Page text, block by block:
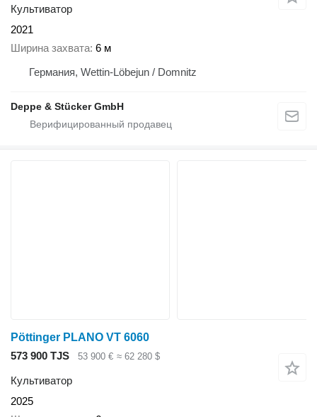
Культиватор
2021
Ширина захвата 6 м
Германия, Wettin-Löbejun / Domnitz
Deppe & Stücker GmbH
Pöttinger PLANO VT 6060
573 900 TJS
53 900 € ≈ 62 280 $
Культиватор
2025